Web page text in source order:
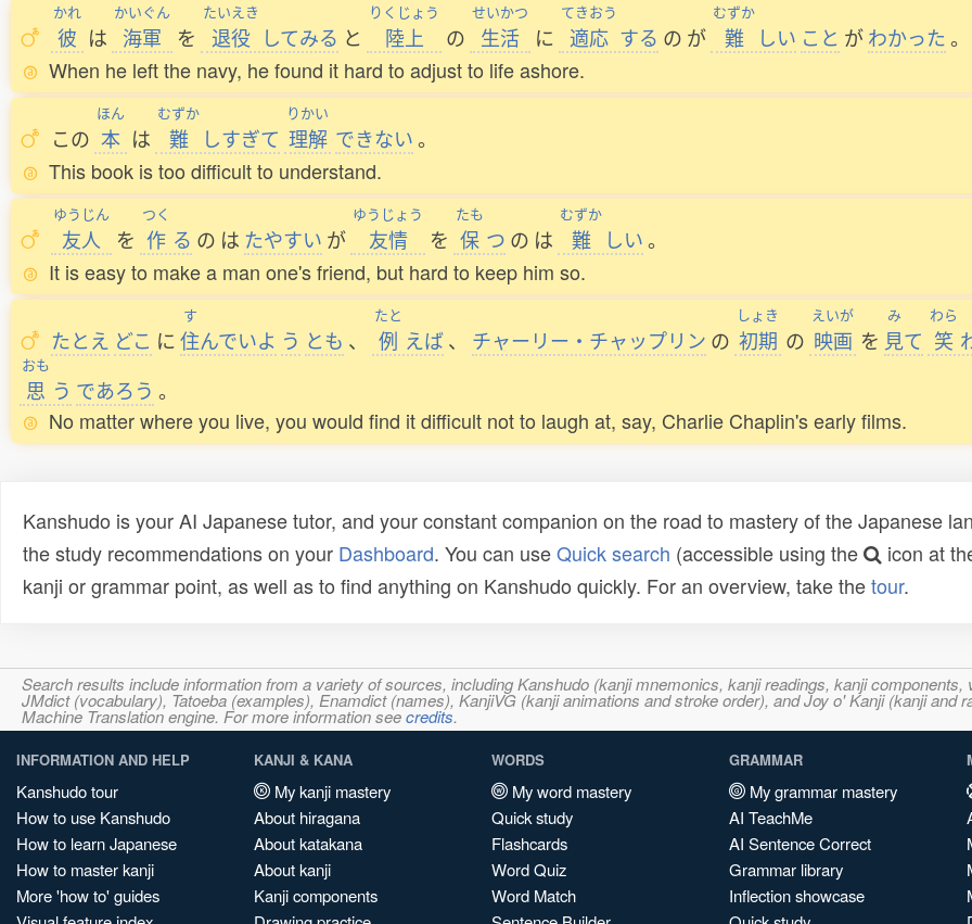
かれ
彼 は
かいぐん
海軍 を
たいえき
退役 してみる と
りくじょう
陸上 の
せいかつ
生活 に
てきおう
適応 する の が
むずか
難 しい こと がわかった。
When he left the navy, he found it hard to adjust to life ashore.
この
ほん
本 は
むずか
難 しすぎて
りかい
理解 できない。
This book is too difficult to understand.
ゆうじん
友人 を
つく
作 る の は たやすい が
ゆうじょう
友情 を
たも
保 つ の は
むずか
難 しい。
It is easy to make a man one's friend, but hard to keep him so.
たとえ どこ に
す
住んでいよ う とも 、
たと
例 えば、 チャーリー・チャップリン の
しょき
初期 の
えいが
映画 を
み
見て
わら
笑
おも
思 う であろう 。
No matter where you live, you would find it difficult not to laugh at, say, Charlie Chaplin's early films.
Kanshudo is your AI Japanese tutor, and your constant companion on the road to mastery of the Japanese
the study recommendations on your Dashboard. You can useQuick search (accessible using the
icon at
kanji or grammar point, as well as to find anything on Kanshudo quickly. For an overview, take thetour.
Search results include information from a variety of sources, including Kanshudo (kanji mnemonics, kanji readings, kanji
JMdict (vocabulary), Tatoeba (examples), Enamdict (names), KanjiVG (kanji animations and stroke order), and Joy o' Kanji (kanji
Machine Translation engine. For more information seecredits.
INFORMATION AND HELP
Kanshudo tour
How to use Kanshudo
How to learn Japanese
How to master kanji
More 'how to' guides
KANJI & KANA
My kanji mastery
About hiragana
About katakana
About kanji
Kanji components
WORDS
My word mastery
Quick study
Flashcards
Word Quiz
Word Match
GRAMMAR
My grammar mastery
AI TeachMe
AI Sentence Correct
Grammar library
Inflection showcase